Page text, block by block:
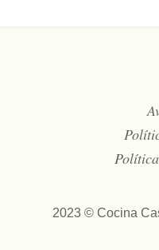
2023 © Cocina